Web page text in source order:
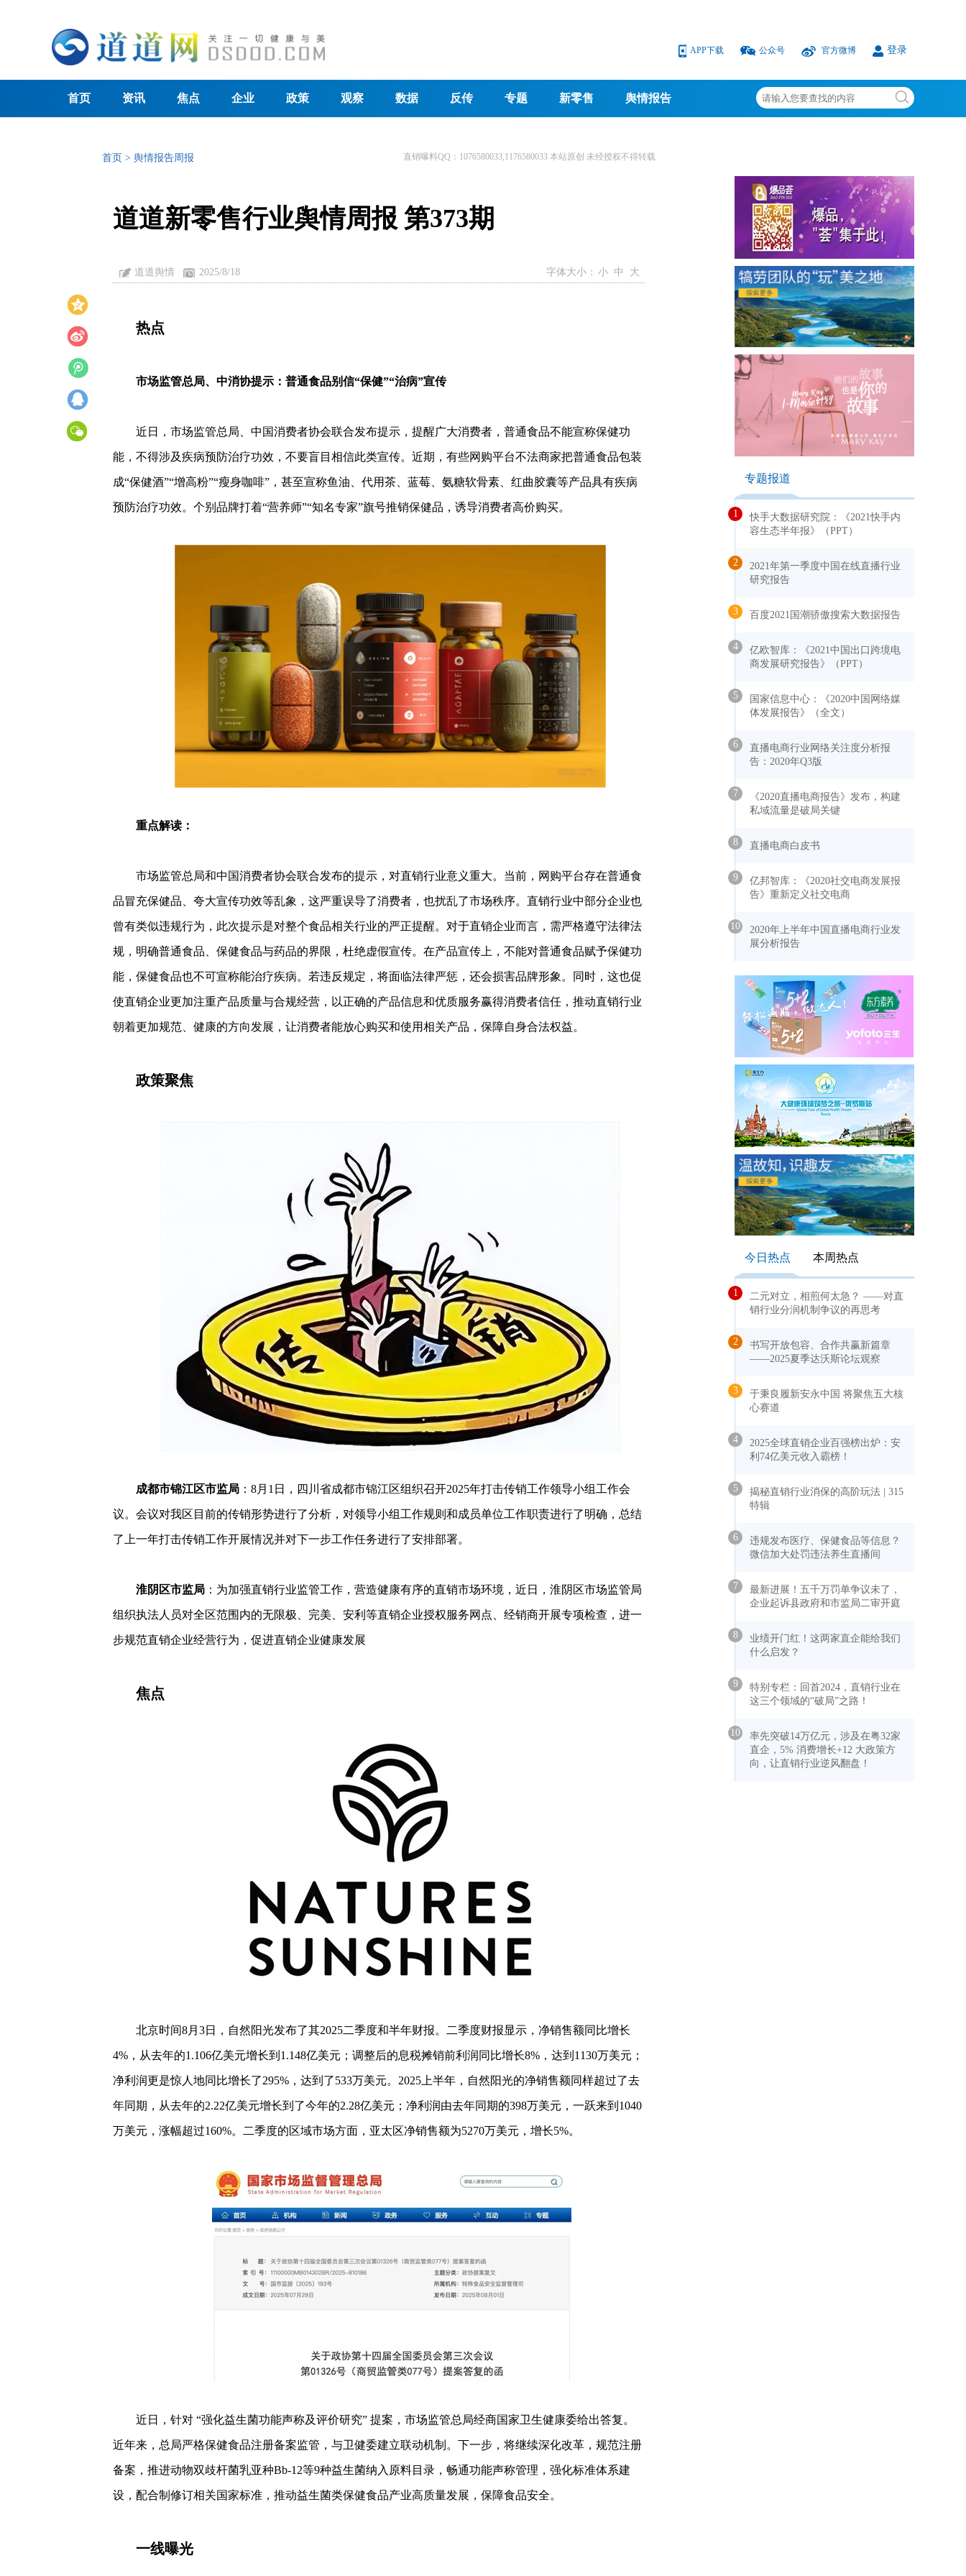
APP下载 公众号 官方微博 登录
首页 资讯 焦点 企业 政策 观察 数据 反传 专题 新零售 舆情报告
首页 > 舆情报告周报 直销曝料QQ：1076580033,1176580033 本站原创 未经授权不得转载
道道新零售行业舆情周报 第373期
道道舆情 2025/8/18 字体大小： 小 中 大
热点
市场监管总局、中消协提示：普通食品别信“保健”“治病”宣传
近日，市场监管总局、中国消费者协会联合发布提示，提醒广大消费者，普通食品不能宣称保健功
能，不得涉及疾病预防治疗功效，不要盲目相信此类宣传。近期，有些网购平台不法商家把普通食品包装
成“保健酒”“增高粉”“瘦身咖啡”，甚至宣称鱼油、代用茶、蓝莓、氨糖软骨素、红曲胶囊等产品具有疾病
预防治疗功效。个别品牌打着“营养师”“知名专家”旗号推销保健品，诱导消费者高价购买。
重点解读：
市场监管总局和中国消费者协会联合发布的提示，对直销行业意义重大。当前，网购平台存在普通食
品冒充保健品、夸大宣传功效等乱象，这严重误导了消费者，也扰乱了市场秩序。直销行业中部分企业也
曾有类似违规行为，此次提示是对整个食品相关行业的严正提醒。对于直销企业而言，需严格遵守法律法
规，明确普通食品、保健食品与药品的界限，杜绝虚假宣传。在产品宣传上，不能对普通食品赋予保健功
能，保健食品也不可宣称能治疗疾病。若违反规定，将面临法律严惩，还会损害品牌形象。同时，这也促
使直销企业更加注重产品质量与合规经营，以正确的产品信息和优质服务赢得消费者信任，推动直销行业
朝着更加规范、健康的方向发展，让消费者能放心购买和使用相关产品，保障自身合法权益。
政策聚焦
成都市锦江区市监局 ：8月1日，四川省成都市锦江区组织召开2025年打击传销工作领导小组工作会
议。会议对我区目前的传销形势进行了分析，对领导小组工作规则和成员单位工作职责进行了明确，总结
了上一年打击传销工作开展情况并对下一步工作任务进行了安排部署。
淮阴区市监局 ：为加强直销行业监管工作，营造健康有序的直销市场环境，近日，淮阴区市场监管局
组织执法人员对全区范围内的无限极、完美、安利等直销企业授权服务网点、经销商开展专项检查，进一
步规范直销企业经营行为，促进直销企业健康发展
焦点
北京时间8月3日，自然阳光发布了其2025二季度和半年财报。二季度财报显示，净销售额同比增长
4%，从去年的1.106亿美元增长到1.148亿美元；调整后的息税摊销前利润同比增长8%，达到1130万美元；
净利润更是惊人地同比增长了295%，达到了533万美元。2025上半年，自然阳光的净销售额同样超过了去
年同期，从去年的2.22亿美元增长到了今年的2.28亿美元；净利润由去年同期的398万美元，一跃来到1040
万美元，涨幅超过160%。二季度的区域市场方面，亚太区净销售额为5270万美元，增长5%。
近日，针对 “强化益生菌功能声称及评价研究” 提案，市场监管总局经商国家卫生健康委给出答复。
近年来，总局严格保健食品注册备案监管，与卫健委建立联动机制。下一步，将继续深化改革，规范注册
备案，推进动物双歧杆菌乳亚种Bb-12等9种益生菌纳入原料目录，畅通功能声称管理，强化标准体系建
设，配合制修订相关国家标准，推动益生菌类保健食品产业高质量发展，保障食品安全。
一线曝光
专题报道
1
快手大数据研究院：《2021快手内
容生态半年报》（PPT）
2
2021年第一季度中国在线直播行业
研究报告
3 百度2021国潮骄傲搜索大数据报告
4
亿欧智库：《2021中国出口跨境电
商发展研究报告》（PPT）
5
国家信息中心：《2020中国网络媒
体发展报告》（全文）
6
直播电商行业网络关注度分析报
告：2020年Q3版
7
《2020直播电商报告》发布，构建
私域流量是破局关键
8 直播电商白皮书
9
亿邦智库：《2020社交电商发展报
告》重新定义社交电商
10
2020年上半年中国直播电商行业发
展分析报告
今日热点 本周热点
1
二元对立，相煎何太急？ ——对直
销行业分润机制争议的再思考
2
书写开放包容、合作共赢新篇章
——2025夏季达沃斯论坛观察
3
于秉良履新安永中国 将聚焦五大核
心赛道
4
2025全球直销企业百强榜出炉：安
利74亿美元收入霸榜！
5
揭秘直销行业消保的高阶玩法 | 315
特辑
6
违规发布医疗、保健食品等信息？
微信加大处罚违法养生直播间
7
最新进展！五千万罚单争议未了，
企业起诉县政府和市监局二审开庭
8
业绩开门红！这两家直企能给我们
什么启发？
9
特别专栏：回首2024，直销行业在
这三个领域的“破局”之路！
10
率先突破14万亿元，涉及在粤32家
直企，5% 消费增长+12 大政策方
向，让直销行业逆风翻盘！